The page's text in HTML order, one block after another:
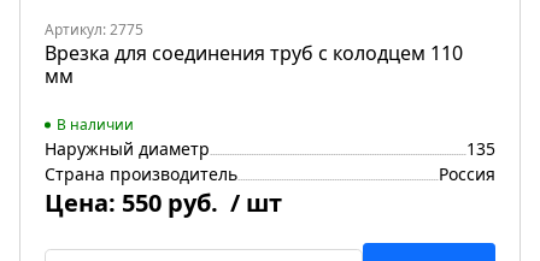
Артикул: 2775
Врезка для соединения труб с колодцем 110
мм
В наличии
Наружный диаметр
135
Страна производитель
Россия
Цена: 550 руб. / шт